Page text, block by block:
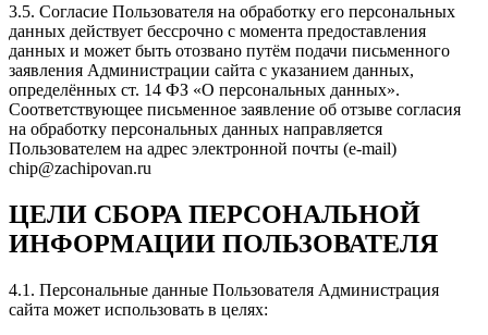
Рейтинг отзыва:5
Делал в Zachipovan чип-тюнинг на Тойоту Камри 2.5
для отзывчивой повседневной езды. Сперва
почитали ошибки. Сотрудники компании грамотно и
без суеты справляются с поставленными задачами.
После тачку не узнать) как 3.5))) Благодарю за
Рейтинг отзыва:5
3.5. Согласие Пользователя на обработку его персональных
данных действует бессрочно с момента предоставления
данных и может быть отозвано путём подачи письменного
заявления Администрации сайта с указанием данных,
определённых ст. 14 ФЗ «О персональных данных».
Соответствующее письменное заявление об отзыве согласия
на обработку персональных данных направляется
Пользователем на адрес электронной почты (e-mail)
chip@zachipovan.ru
ЦЕЛИ СБОРА ПЕРСОНАЛЬНОЙ
ИНФОРМАЦИИ ПОЛЬЗОВАТЕЛЯ
4.1. Персональные данные Пользователя Администрация
сайта может использовать в целях: